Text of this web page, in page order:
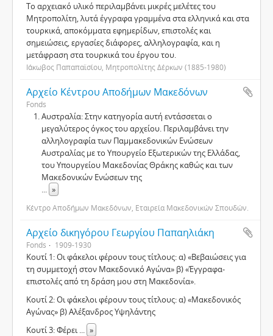
Το αρχειακό υλικό περιλαμβάνει μικρές μελέτες του
Μητροπολίτη, λυτά έγγραφα γραμμένα στα ελληνικά και στα
τουρκικά, αποκόμματα εφημερίδων, επιστολές και
σημειώσεις, εργασίες διάφορες, αλληλογραφία, και η
μετάφραση στα τουρκικά του έργου του.
Ιάκωβος Παπαπαϊσίου, Μητροπολίτης Δέρκων (1885-1980)
Αρχείο Κέντρου Αποδήμων Μακεδόνων
Fonds
Αυστραλία: Στην κατηγορία αυτή εντάσσεται ο
μεγαλύτερος όγκος του αρχείου. Περιλαμβάνει την
αλληλογραφία των Παμμακεδονικών Ενώσεων
Αυστραλίας με το Υπουργείο Εξωτερικών της Ελλάδας,
του Υπουργείου Μακεδονίας Θράκης καθώς και των
Μακεδονικών Ενώσεων της
... »
Κέντρο Αποδήμων Μακεδόνων, Εταιρεία Μακεδονικών Σπουδών.
Αρχείο δικηγόρου Γεωργίου Παπαηλιάκη
Fonds 1909-1930
Κουτί 1: Οι φάκελοι φέρουν τους τίτλους: α) «Βεβαιώσεις για
τη συμμετοχή στον Μακεδονικό Αγώνα» β) «Έγγραφα-
επιστολές από τη δράση μου στη Μακεδονία».
Κουτί 2: Οι φάκελοι φέρουν τους τίτλους: α) «Μακεδονικός
Αγώνας» β) Αλέξανδρος Υψηλάντης
Κουτί 3: Φέρει... »